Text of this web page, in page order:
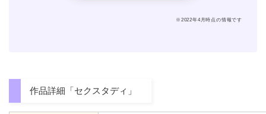
※2022年4月時点の情報です
作品詳細「セクスタディ」